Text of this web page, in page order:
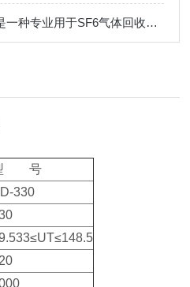
SF6气体回收净化装置是一种专业用于SF6气体回收和净化的设备
号
330